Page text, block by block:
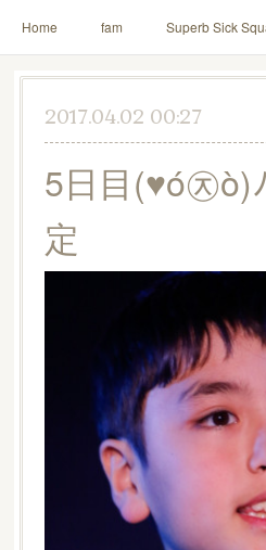
Home fam Superb Sick
M!X ♪ll nut up fam contact
PINK THUNDER AILE! シ
イルナップ強化週間
2017.04.02 00:27
5日目(♥ó㉨ò)
定